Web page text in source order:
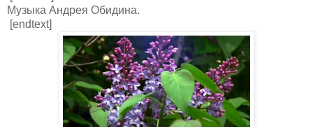
Музыка Андрея Обидина.
[endtext]